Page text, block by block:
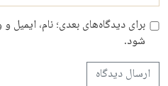
برای دیدگاه‌های بعدی؛ نام، ایمیل
شود.